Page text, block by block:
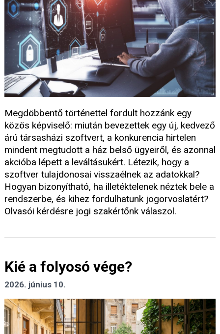
Megdöbbentő történettel fordult hozzánk egy
közös képviselő: miután bevezettek egy új, kedvező
árú társasházi szoftvert, a konkurencia hirtelen
mindent megtudott a ház belső ügyeiről, és azonnal
akcióba lépett a leváltásukért. Létezik, hogy a
szoftver tulajdonosai visszaélnek az adatokkal?
Hogyan bizonyítható, ha illetéktelenek néztek bele a
rendszerbe, és kihez fordulhatunk jogorvoslatért?
Olvasói kérdésre jogi szakértőnk válaszol.
Kié a folyosó vége?
2026. június 10.